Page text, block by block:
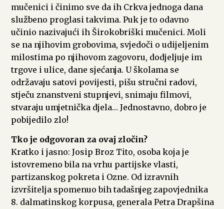
mučenici i činimo sve da ih Crkva jednoga dana
službeno proglasi takvima. Puk je to odavno
učinio nazivajući ih Širokobriški mučenici. Moli
se na njihovim grobovima, svjedoči o udijeljenim
milostima po njihovom zagovoru, dodjeljuje im
trgove i ulice, dane sjećanja. U školama se
održavaju satovi povijesti, pišu stručni radovi,
stječu znanstveni stupnjevi, snimaju filmovi,
stvaraju umjetnička djela… Jednostavno, dobro je
pobijedilo zlo!
Tko je odgovoran za ovaj zločin?
Kratko i jasno: Josip Broz Tito, osoba koja je
istovremeno bila na vrhu partijske vlasti,
partizanskog pokreta i Ozne. Od izravnih
izvršitelja spomenuo bih tadašnjeg zapovjednika
8. dalmatinskog korpusa, generala Petra Drapšina